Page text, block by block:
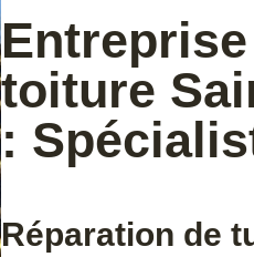
toiture
:
Réparation de